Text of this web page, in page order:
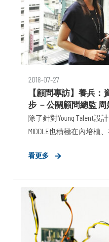
2018-07-27
【顧問專訪】養兵
步 －公關顧問總監 周
除了針對Young Talent設
MIDDLE也積極在內培植
內部發展團隊時又該如
看更多